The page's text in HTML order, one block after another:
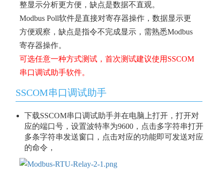
整显示分析更方便，缺点是数据不直观。
Modbus Poll软件是直接对寄存器操作，数据显示更
方便观察，缺点是指令不完成显示，需熟悉Modbus
寄存器操作。
可选任意一种方式测试，首次测试建议使用SSCOM
串口调试助手软件。
SSCOM串口调试助手
下载SSCOM串口调试助手并在电脑上打开，打开对
应的端口号，设置波特率为9600，点击多字符串打开
多条字符串发送窗口，点击对应的功能即可发送对应
的命令，